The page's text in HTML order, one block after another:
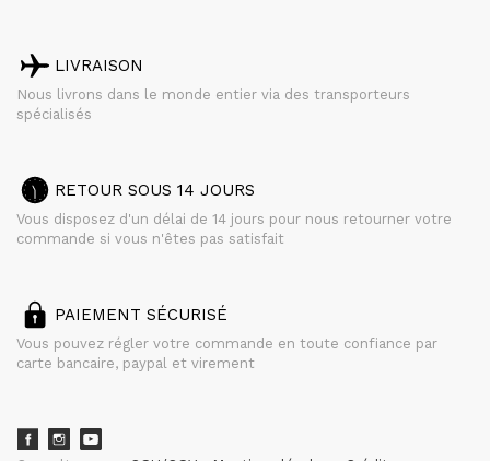
LIVRAISON
Nous livrons dans le monde entier via des transporteurs
spécialisés
RETOUR SOUS 14 JOURS
Vous disposez d'un délai de 14 jours pour nous retourner votre
commande si vous n'êtes pas satisfait
PAIEMENT SÉCURISÉ
Vous pouvez régler votre commande en toute confiance par
carte bancaire, paypal et virement